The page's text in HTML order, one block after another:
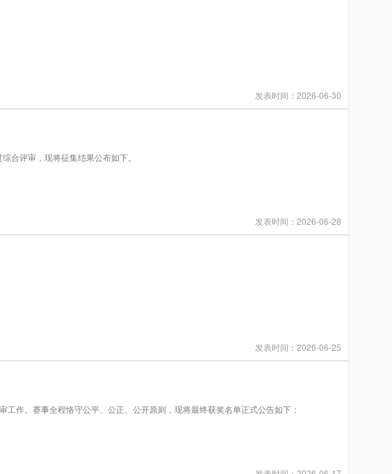
发表时间：2026-06-30
综合评审，现将征集结果公布如下。
发表时间：2026-06-28
发表时间：2026-06-25
工作。赛事全程恪守公平、公正、公开原则，现将最终获奖名单正式公告如下：